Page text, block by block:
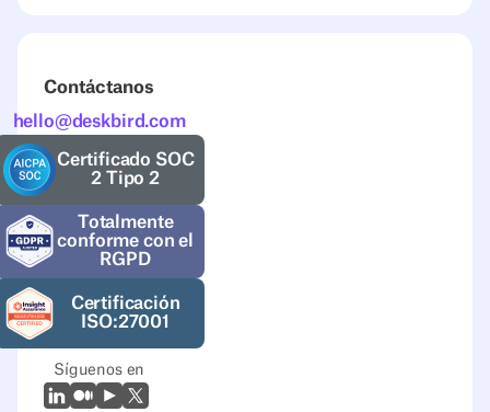
Contáctanos
hello@deskbird.com
Certificado SOC
2 Tipo 2
Totalmente
conforme con el
RGPD
Certificación
ISO:27001
Síguenos en
LinkedIn
Mediano
YoutubeX (Twitter)